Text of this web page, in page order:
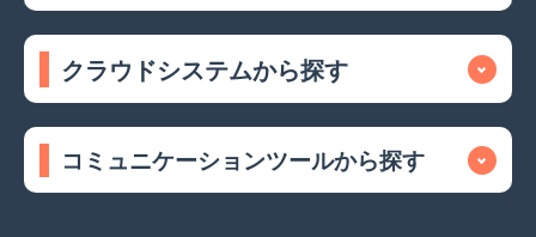
クラウドシステムから探す
コミュニケーションツールから探す